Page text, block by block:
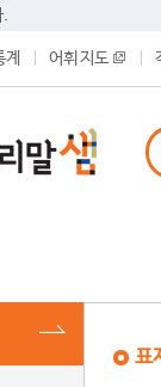
.
어휘 지도
표